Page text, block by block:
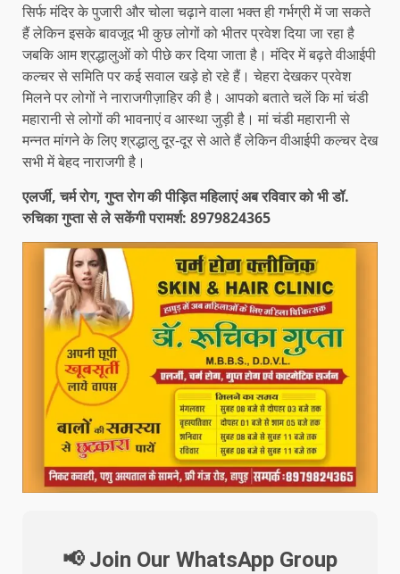
सिर्फ मंदिर के पुजारी और चोला चढ़ाने वाला भक्त ही गर्भग्री में जा सकते
हैं लेकिन इसके बावजूद भी कुछ लोगों को भीतर प्रवेश दिया जा रहा है
जबकि आम श्रद्धालुओं को पीछे कर दिया जाता है। मंदिर में बढ़ते वीआईपी
कल्चर से समिति पर कई सवाल खड़े हो रहे हैं। चेहरा देखकर प्रवेश
मिलने पर लोगों ने नाराजगीज़ाहिर की है। आपको बताते चलें कि मां चंडी
महारानी से लोगों की भावनाएं व आस्था जुड़ी है। मां चंडी महारानी से
मन्नत मांगने के लिए श्रद्धालु दूर-दूर से आते हैं लेकिन वीआईपी कल्चर देख
सभी में बेहद नाराजगी है।
एलर्जी, चर्म रोग, गुप्त रोग की पीड़ित महिलाएं अब रविवार को भी डॉ.
रुचिका गुप्ता से ले सकेंगी परामर्श: 8979824365
📢 Join Our WhatsApp Group